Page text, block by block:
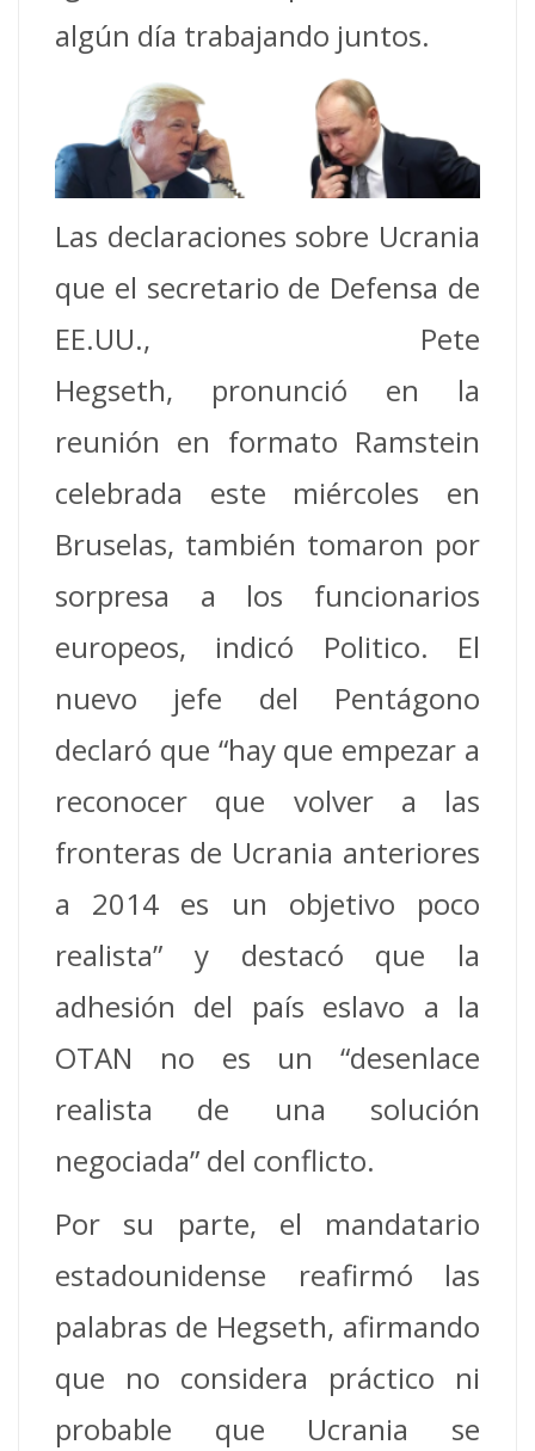
algún día trabajando juntos.
Las declaraciones sobre Ucrania
que el secretario de Defensa de
EE.UU., Pete
Hegseth, pronunció en la
reunión en formato Ramstein
celebrada este miércoles en
Bruselas, también tomaron por
sorpresa a los funcionarios
europeos, indicó Politico. El
nuevo jefe del Pentágono
declaró que “hay que empezar a
reconocer que volver a las
fronteras de Ucrania anteriores
a 2014 es un objetivo poco
realista” y destacó que la
adhesión del país eslavo a la
OTAN no es un “desenlace
realista de una solución
negociada” del conflicto.
Por su parte, el mandatario
estadounidense reafirmó las
palabras de Hegseth, afirmando
que no considera práctico ni
probable que Ucrania se